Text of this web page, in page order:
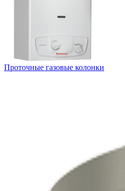
Проточные газовые колонки